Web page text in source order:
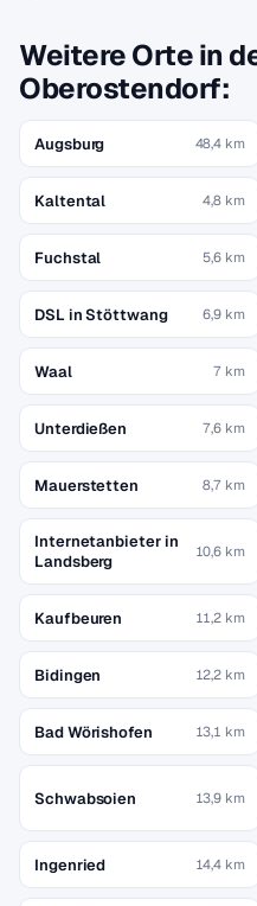
Weitere Orte in
Oberostendorf:
Augsburg 48,4 km
Kaltental 4,8 km
Fuchstal 5,6 km
DSL in Stöttwang 6,9 km
Waal 7 km
Unterdießen 7,6 km
Mauerstetten 8,7 km
Internetanbieter in
Landsberg
10,6 km
Kaufbeuren 11,2 km
Bidingen 12,2 km
Bad Wörishofen 13,1 km
Schwabsoien 13,9 km
Ingenried 14,4 km